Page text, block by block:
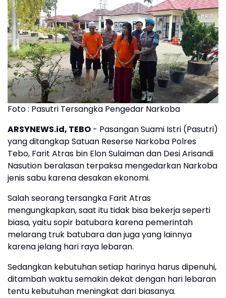
Foto : Pasutri Tersangka Pengedar Narkoba
ARSYNEWS.id, TEBO - Pasangan Suami Istri (Pasutri)
yang ditangkap Satuan Reserse Narkoba Polres
Tebo, Farit Atras bin Elon Sulaiman dan Desi Arisandi
Nasution beralasan terpaksa mengedarkan Narkoba
jenis sabu karena desakan ekonomi.
Salah seorang tersangka Farit Atras
mengungkapkan, saat itu tidak bisa bekerja seperti
biasa, yaitu sopir batubara karena pemerintah
melarang truk batubara dan juga yang lainnya
karena jelang hari raya lebaran.
Sedangkan kebutuhan setiap harinya harus dipenuhi,
ditambah waktu semakin dekat dengan hari lebaran
tentu kebutuhan meningkat dari biasanya.